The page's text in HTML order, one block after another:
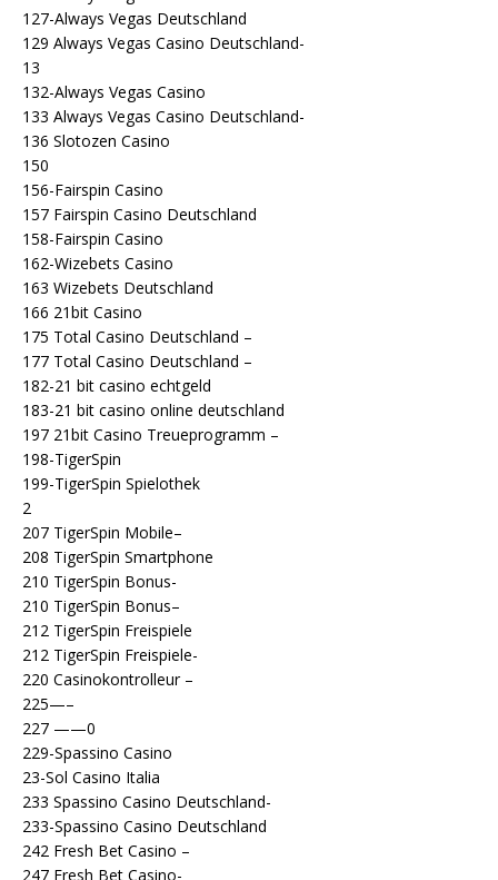
127-Always Vegas Deutschland
129 Always Vegas Casino Deutschland-
13
132-Always Vegas Casino
133 Always Vegas Casino Deutschland-
136 Slotozen Casino
150
156-Fairspin Casino
157 Fairspin Casino Deutschland
158-Fairspin Casino
162-Wizebets Casino
163 Wizebets Deutschland
166 21bit Casino
175 Total Casino Deutschland –
177 Total Casino Deutschland –
182-21 bit casino echtgeld
183-21 bit casino online deutschland
197 21bit Casino Treueprogramm –
198-TigerSpin
199-TigerSpin Spielothek
2
207 TigerSpin Mobile–
208 TigerSpin Smartphone
210 TigerSpin Bonus-
210 TigerSpin Bonus–
212 TigerSpin Freispiele
212 TigerSpin Freispiele-
220 Casinokontrolleur –
225—–
227 ——0
229-Spassino Casino
23-Sol Casino Italia
233 Spassino Casino Deutschland-
233-Spassino Casino Deutschland
242 Fresh Bet Casino –
247 Fresh Bet Casino-